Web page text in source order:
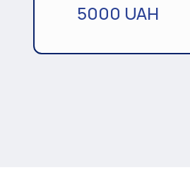
5000 UAH